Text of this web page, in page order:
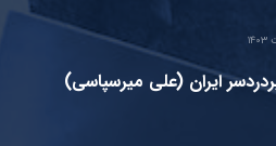
ایران (علی میرسپاسی)